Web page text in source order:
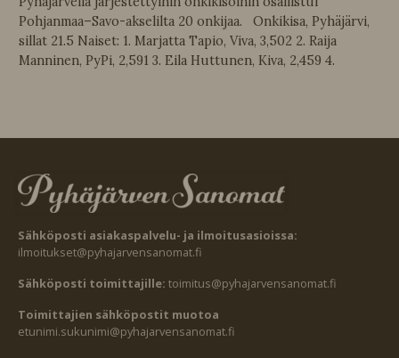
Pohjanmaa–Savo-akselilta 20 onkijaa. Onkikisa, Pyhäjärvi,
sillat 21.5 Naiset: 1. Marjatta Tapio, Viva, 3,502 2. Raija
Manninen, PyPi, 2,591 3. Eila Huttunen, Kiva, 2,459 4.
Sähköposti asiakaspalvelu- ja ilmoitusasioissa:
ilmoitukset@pyhajarvensanomat.fi
Sähköposti toimittajille: toimitus@pyhajarvensanomat.fi
Toimittajien sähköpostit muotoa
etunimi.sukunimi@pyhajarvensanomat.fi